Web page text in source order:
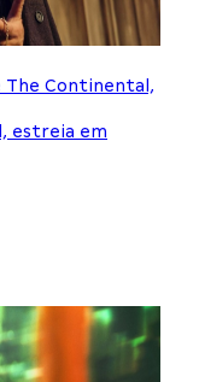
The Continental,
estreia em